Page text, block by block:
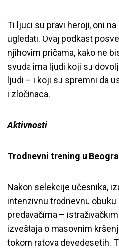
Ti ljudi su pravi heroji, oni
ugledati. Ovaj podkast
njihovim pričama, kako ne
svuda ima ljudi koji su
ljudi – i koji su spremni da
i zločinaca.
Aktivnosti
Trodnevni trening u
Nakon selekcije učesnika,
intenzivnu trodnevnu obuku
predavačima –
izveštaja o masovnim
tokom ratova devedesetih.